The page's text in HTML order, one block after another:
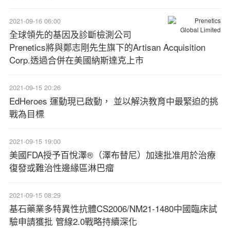
2021-09-16 06:00
全球領先的基因及診斷檢測公司
Prenetics將與鄭志剛先生旗下的Artisan Acquisition
Corp.透過合併在美國納斯達克上市
2021-09-15 20:26
EdHeroes 運動現已啟動， 並以解決教育中最緊迫的挑
戰為目標
2021-09-15 19:00
美國FDA授予百悅澤®（澤布替尼）加速批准用於治療
復發或難治性邊緣區淋巴瘤
2021-09-15 08:29
基石藥業多特異性抗體CS2006/NM21-1480中國臨床試
驗申請獲批 管線2.0戰略持續深化